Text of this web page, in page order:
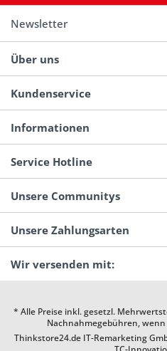
Newsletter
Über uns
Kundenservice
Informationen
Service Hotline
Unsere Communitys
Unsere Zahlungsarten
Wir versenden mit:
* Alle Preise inkl. gesetzl.
Nachnahmegebühren,
Thinkstore24.de IT-Remarketing